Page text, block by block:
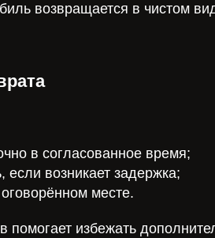
возвращается в чистом
в согласованное время;
если возникает задержка;
месте.
помогает избежать